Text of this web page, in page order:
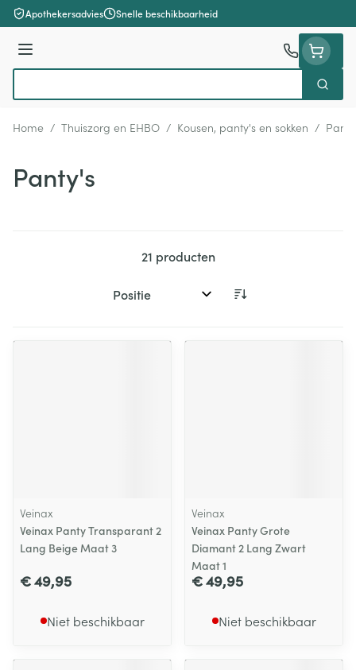
Ga naar de inhoud
Apothekersadvies Snelle beschikbaarheid
Menu
Zoek
Home / Thuiszorg en EHBO / Kousen, panty's en sokken /
Panty's
21 producten
Sorteer op:
Veinax
Veinax Panty Transparant 2
Lang Beige Maat 3
€ 49,95
Niet beschikbaar
Veinax
Veinax Panty Grote
Diamant 2 Lang Zwart
Maat 1
€ 49,95
Niet beschikbaar